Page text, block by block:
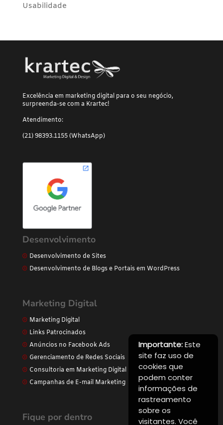
Usabilidade
Excelência em marketing digital para o seu negócio,
surpreenda-se com a Krartec!
Atendimento:
(21) 98393.1155 (WhatsApp)
Desenvolvimento
Desenvolvimento de Sites
Desenvolvimento de Blogs e Portais em WordPress
Marketing Digital
Marketing Digital
Links Patrocinados
Anúncios no Facebook Ads
Gerenciamento de Redes Sociais
Consultoria em Marketing Digital
Campanhas de E-mail Marketing
Fique por dentro
Importante:Este
site faz uso de
cookies que
podem conter
informações de
rastreamento
sobre os
visitantes. Você